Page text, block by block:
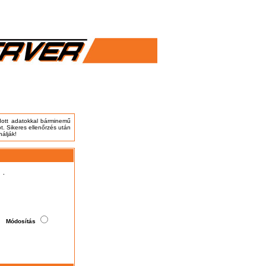
adatokkal bárminemű
Sikeres ellenőrzés után
Módosítás